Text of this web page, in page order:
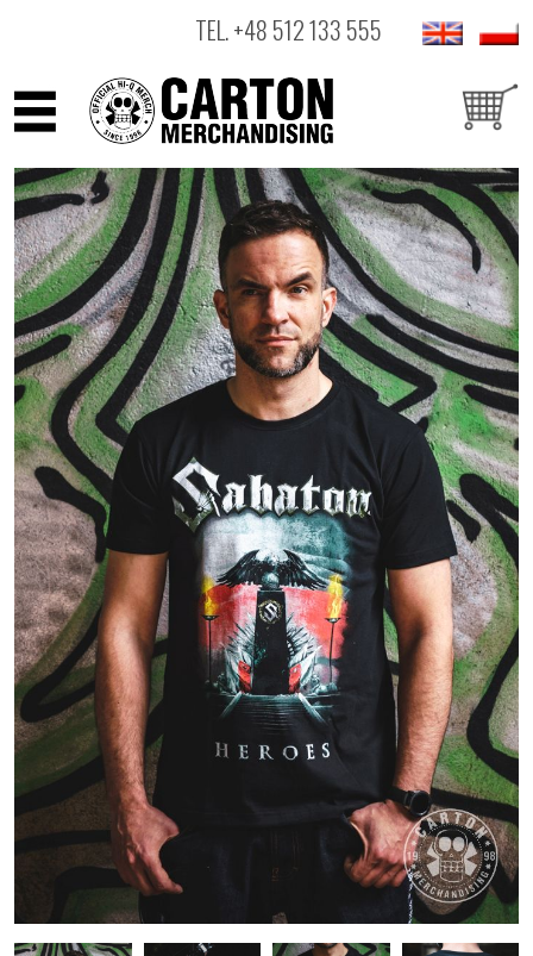
TEL.+48 512 133 555
ARTYŚCI
PRODUKTY
OUTLET